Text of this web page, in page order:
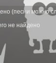
(песни можно
не найдено